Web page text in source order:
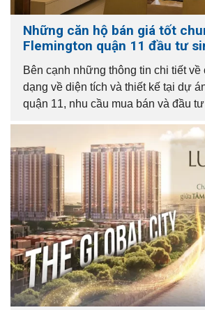
Những căn hộ bán giá tốt
Flemington quận 11 đầu tư
Bên cạnh những thông tin chi tiết về
dạng về diện tích và thiết kế tại dự
quận 11, nhu cầu mua bán và đầu